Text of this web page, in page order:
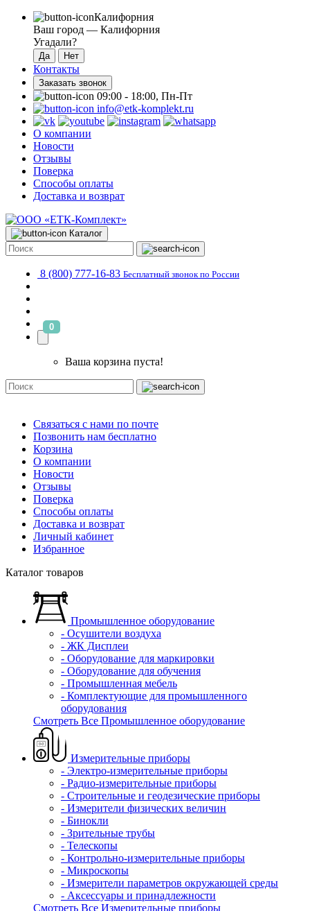
Калифорния
Ваш город — Калифорния
Угадали?
Контакты
Заказать звонок
09:00 - 18:00, Пн-Пт
info@etk-komplekt.ru
О компании
Новости
Отзывы
Поверка
Способы оплаты
Доставка и возврат
Каталог
8 (800) 777-16-83 Бесплатный звонок по России
0
Ваша корзина пуста!
Связаться с нами по почте
Позвонить нам бесплатно
Корзина
О компании
Новости
Отзывы
Поверка
Способы оплаты
Доставка и возврат
Личный кабинет
Избранное
Каталог товаров
Промышленное оборудование
- Осушители воздуха
- ЖК Дисплеи
- Оборудование для маркировки
- Оборудование для обучения
- Промышленная мебель
- Комплектующие для промышленного
оборудования
Смотреть Все Промышленное оборудование
Измерительные приборы
- Электро-измерительные приборы
- Радио-измерительные приборы
- Строительные и геодезические приборы
- Измерители физических величин
- Бинокли
- Зрительные трубы
- Телескопы
- Контрольно-измерительные приборы
- Микроскопы
- Измерители параметров окружающей среды
- Аксессуары и принадлежности
Смотреть Все Измерительные приборы